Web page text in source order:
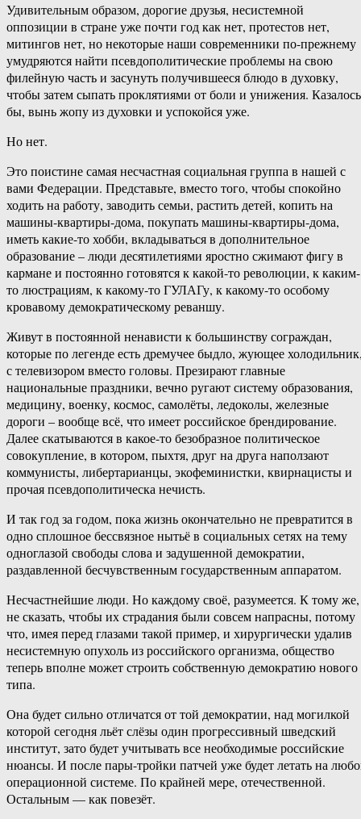
Удивительным образом, дорогие друзья, несистемной
оппозиции в стране уже почти год как нет, протестов нет,
митингов нет, но некоторые наши современники по-прежнему
умудряются найти псевдополитические проблемы на свою
филейную часть и засунуть получившееся блюдо в духовку,
чтобы затем сыпать проклятиями от боли и унижения. Казалось
бы, вынь жопу из духовки и успокойся уже.
Но нет.
Это поистине самая несчастная социальная группа в нашей с
вами Федерации. Представьте, вместо того, чтобы спокойно
ходить на работу, заводить семьи, растить детей, копить на
машины-квартиры-дома, покупать машины-квартиры-дома,
иметь какие-то хобби, вкладываться в дополнительное
образование – люди десятилетиями яростно сжимают фигу в
кармане и постоянно готовятся к какой-то революции, к каким-
то люстрациям, к какому-то ГУЛАГу, к какому-то особому
кровавому демократическому реваншу.
Живут в постоянной ненависти к большинству сограждан,
которые по легенде есть дремучее быдло, жующее
с телевизором вместо головы. Презирают главные
национальные праздники, вечно ругают систему образования,
медицину, военку, космос, самолёты, ледоколы, железные
дороги – вообще всё, что имеет российское брендирование.
Далее скатываются в какое-то безобразное политическое
совокупление, в котором, пыхтя, друг на друга наползают
коммунисты, либертарианцы, экофеминистки, квирнацисты и
прочая псевдополитическа нечисть.
И так год за годом, пока жизнь окончательно не превратится в
одно сплошное бессвязное нытьё в социальных сетях на тему
одноглазой свободы слова и задушенной демократии,
раздавленной бесчувственным государственным аппаратом.
Несчастнейшие люди. Но каждому своё, разумеется. К тому же,
не сказать, чтобы их страдания были совсем напрасны, потому
что, имея перед глазами такой пример, и хирургически удалив
несистемную опухоль из российского организма, общество
теперь вполне может строить собственную демократию нового
типа.
Она будет сильно отличатся от той демократии, над могилкой
которой сегодня льёт слёзы один прогрессивный шведский
институт, зато будет учитывать все необходимые российские
нюансы. И после пары-тройки патчей уже будет летать на
операционной системе. По крайней мере, отечественной.
Остальным — как повезёт.